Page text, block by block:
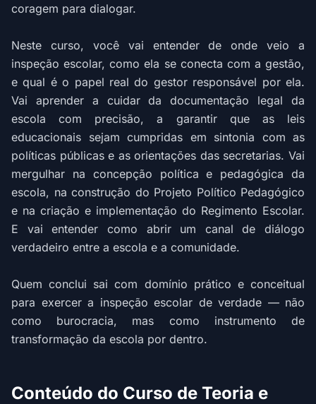
coragem para dialogar.
Neste curso, você vai entender de onde veio a
inspeção escolar, como ela se conecta com a gestão,
e qual é o papel real do gestor responsável por ela.
Vai aprender a cuidar da documentação legal da
escola com precisão, a garantir que as leis
educacionais sejam cumpridas em sintonia com as
políticas públicas e as orientações das secretarias. Vai
mergulhar na concepção política e pedagógica da
escola, na construção do Projeto Político Pedagógico
e na criação e implementação do Regimento Escolar.
E vai entender como abrir um canal de diálogo
verdadeiro entre a escola e a comunidade.
Quem conclui sai com domínio prático e conceitual
para exercer a inspeção escolar de verdade — não
como burocracia, mas como instrumento de
transformação da escola por dentro.
Conteúdo do Curso de Teoria e